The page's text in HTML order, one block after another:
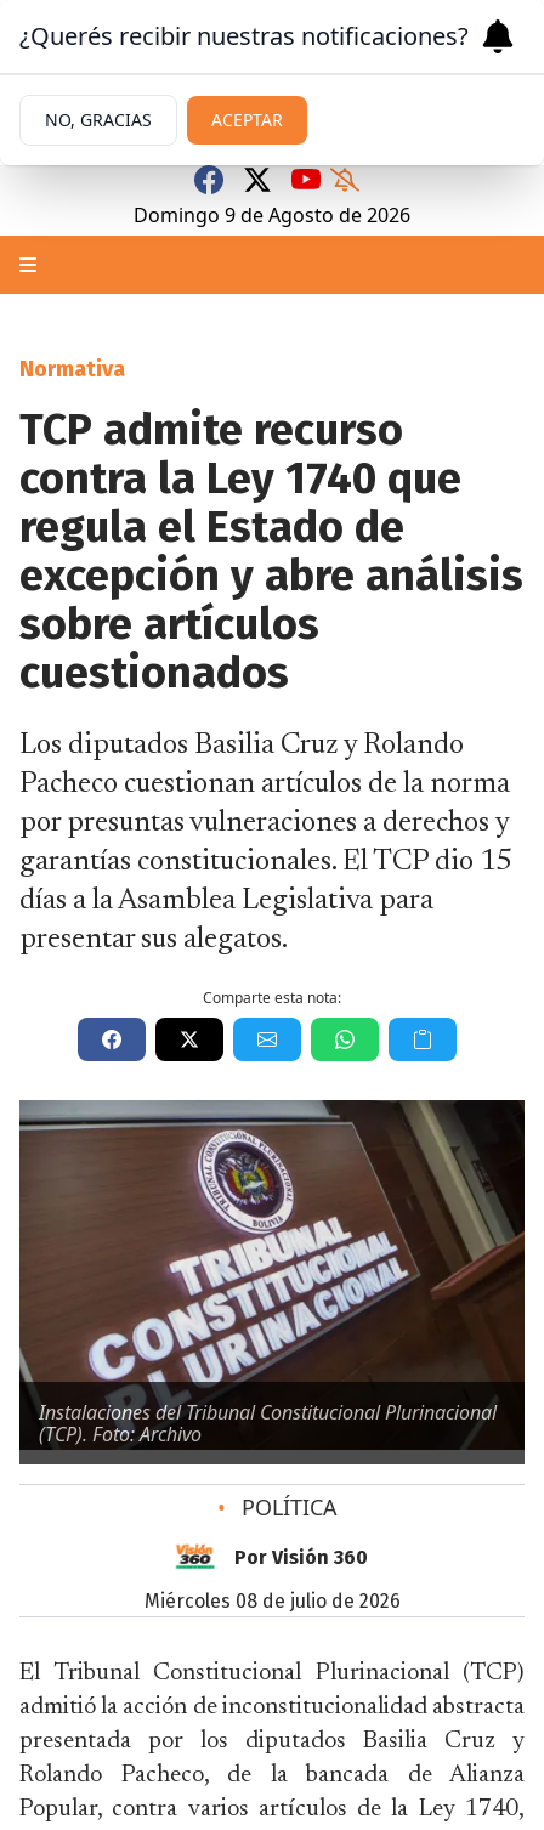
Domingo 9deAgosto de 2026
Normativa
TCP admite recurso
contra la Ley 1740 que
regula el Estado de
excepción y abre análisis
sobre artículos
cuestionados
Los diputados Basilia Cruz y Rolando
Pacheco cuestionan artículos de la norma
por presuntas vulneraciones a derechos y
garantías constitucionales. El TCP dio 15
días a la Asamblea Legislativa para
presentar sus alegatos.
Comparte esta nota:
Instalaciones del Tribunal Constitucional Plurinacional
(TCP). Foto: Archivo
• POLÍTICA
Por Visión 360
miércoles 08 de julio de 2026
El Tribunal Constitucional Plurinacional (TCP)
admitió la acción de inconstitucionalidad abstracta
presentada por los diputados Basilia Cruz y
Rolando Pacheco, de la bancada de Alianza
Popular, contra varios artículos de la Ley 1740,
¿Querés recibir nuestras notificaciones?
NO, GRACIAS ACEPTAR